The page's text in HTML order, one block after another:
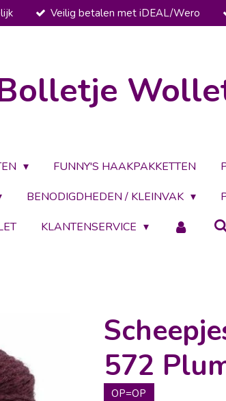
Veilig betalen met iDEAL/Wero
FUNNY'S HAAKPAKKETTEN
BENODIGDHEDEN / KLEINVAK
KLANTENSERVICE
572
OP=OP